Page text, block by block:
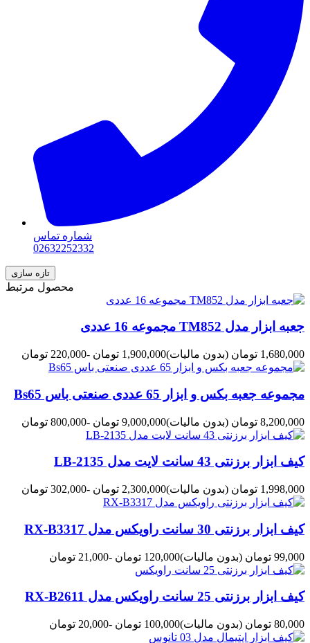
شماره تماس
02632252332
محصول مرتبط
جعبه ابزار مدل TM852 مجموعه 16 عددی
1,680,000 تومان (بدون مالیات)1,900,000 تومان -220,000 تومان
مجموعه جعبه بکس و ابزار 65 عددی صنعتی باس Bs65
8,200,000 تومان (بدون مالیات)9,000,000 تومان -800,000 تومان
کیف ابزار برزنتی 43 سانت لایت مدل LB-2135
1,998,000 تومان (بدون مالیات)2,300,000 تومان -302,000 تومان
کیف ابزار برزنتی 30 سانت راویکس مدل RX-B3317
99,000 تومان (بدون مالیات)120,000 تومان -21,000 تومان
کیف ابزار برزنتی 25 سانت راویکس مدل RX-B2611
80,000 تومان (بدون مالیات)100,000 تومان -20,000 تومان